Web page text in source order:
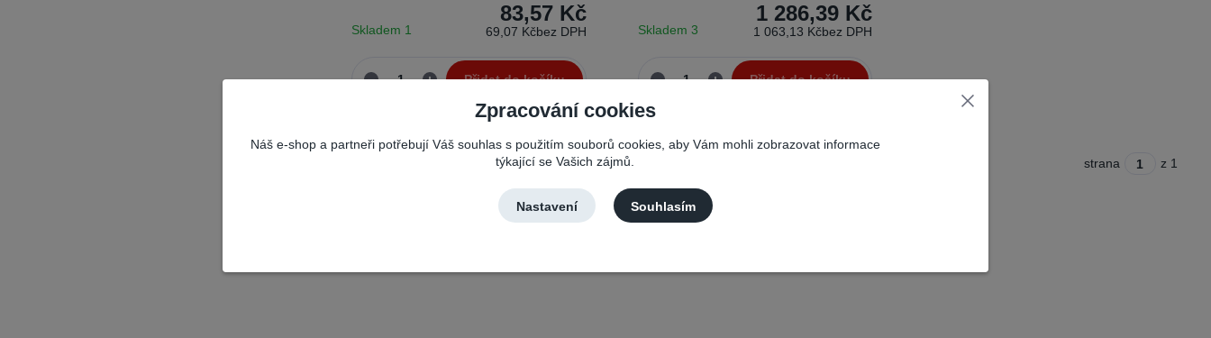
83,57 Kč
69,07 Kčbez DPH
Skladem 1
Přidat do košíku
1 286,39 Kč
1 063,13 Kčbez DPH
Skladem 3
Přidat do košíku
strana z 1
Zpracování cookies
Náš e-shop a partneři potřebují Váš souhlas s použitím souborů cookies, aby Vám mohli zobrazovat informace
týkající se Vašich zájmů.
Nastavení Souhlasím